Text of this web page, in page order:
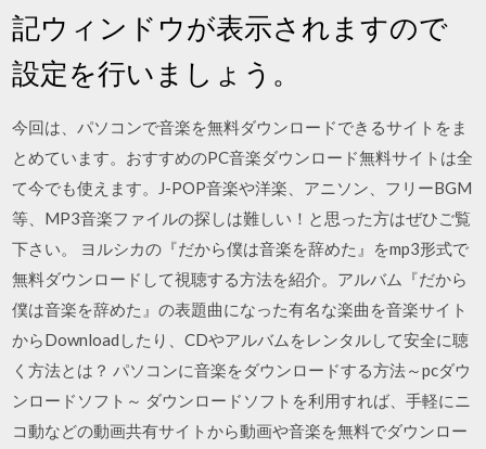
記ウィンドウが表示されますので
設定を行いましょう。
今回は、パソコンで音楽を無料ダウンロードできるサイトをま
とめています。おすすめのPC音楽ダウンロード無料サイトは全
て今でも使えます。J-POP音楽や洋楽、アニソン、フリーBGM
等、MP3音楽ファイルの探しは難しい！と思った方はぜひご覧
下さい。 ヨルシカの『だから僕は音楽を辞めた』をmp3形式で
無料ダウンロードして視聴する方法を紹介。アルバム『だから
僕は音楽を辞めた』の表題曲になった有名な楽曲を音楽サイト
からDownloadしたり、CDやアルバムをレンタルして安全に聴
く方法とは？ パソコンに音楽をダウンロードする方法～pcダウ
ンロードソフト～ ダウンロードソフトを利用すれば、手軽にニ
コ動などの動画共有サイトから動画や音楽を無料でダウンロー